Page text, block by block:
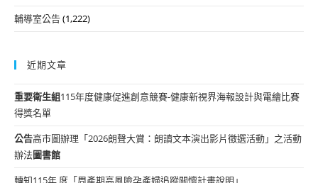
輔導室公告(1,222)
近期文章
重要衛生組115年度健康促進創意競賽-健康新視界海報設計與電繪比賽
得獎名單
公告高市圖辦理「2026朗聲大賞：朗讀文本演出影片徵選活動」之活動
辦法圖書館
轉知115年 度「周產期高風險孕產婦追蹤關懷計畫說明」